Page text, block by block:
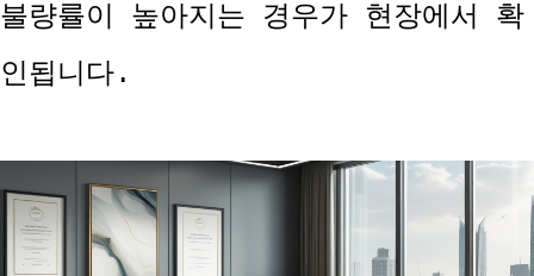
불량률이 높아지는 경우가 현장에서 확
인됩니다.